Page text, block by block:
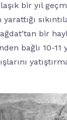
bir yıl
bir
bağlı 10-